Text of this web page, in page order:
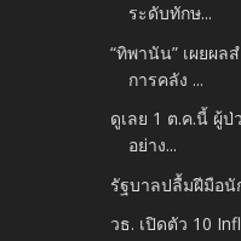
ระดับทักษ...
“ทิพานัน” เผยผล
การคลัง ...
ดูเลย 1 ต.ค.นี้ ผู้
อย่าง...
รัฐบาลปลื้มฝีมือนั
วธ. เปิดตัว 10